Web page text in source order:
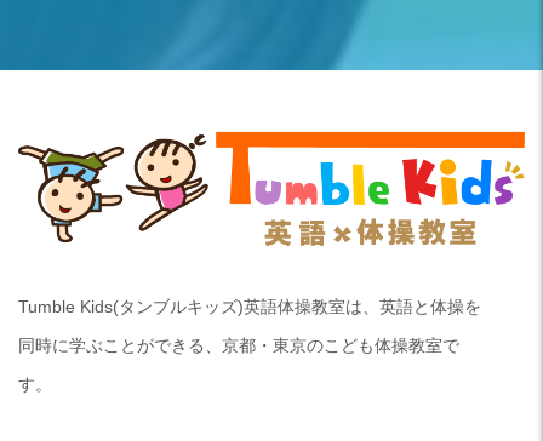
Tumble Kids(タンブルキッズ)英語体操教室は、英語と体操を
同時に学ぶことができる、京都・東京のこども体操教室で
す。